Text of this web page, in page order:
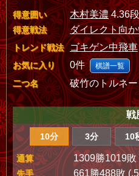
得意囲い 木村美濃4.36
得意戦法 ダイレクト向
トレンド戦法 ゴキゲン中飛車
お気に入り 0件 棋譜一覧
二つ名 破竹のトルネ
戦
10分 3分 10
通算 1309勝1019敗
先手 661勝488敗